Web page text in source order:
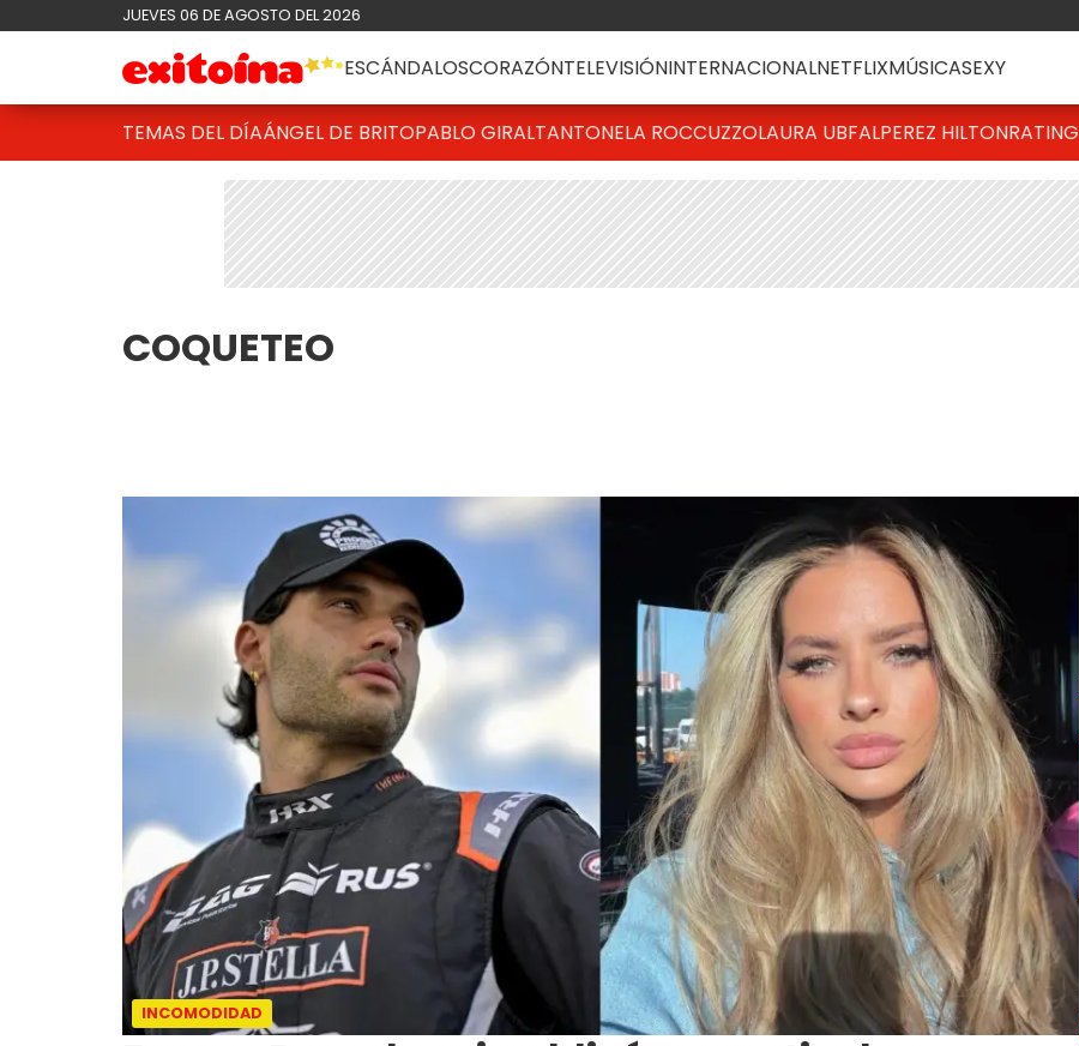
JUEVES 06 DE AGOSTO DEL 2026
ESCÁNDALOSCORAZÓNTELEVISIÓNINTERNACIONALNETFLIXMÚSICASEXY
TEMAS DEL DÍAÁNGEL DE BRITOPABLO GIRALTANTONELA ROCCUZZOLAURA UBFALPEREZ HILTONRATING
COQUETEO
INCOMODIDAD